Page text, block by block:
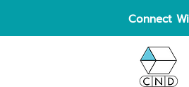
Connect